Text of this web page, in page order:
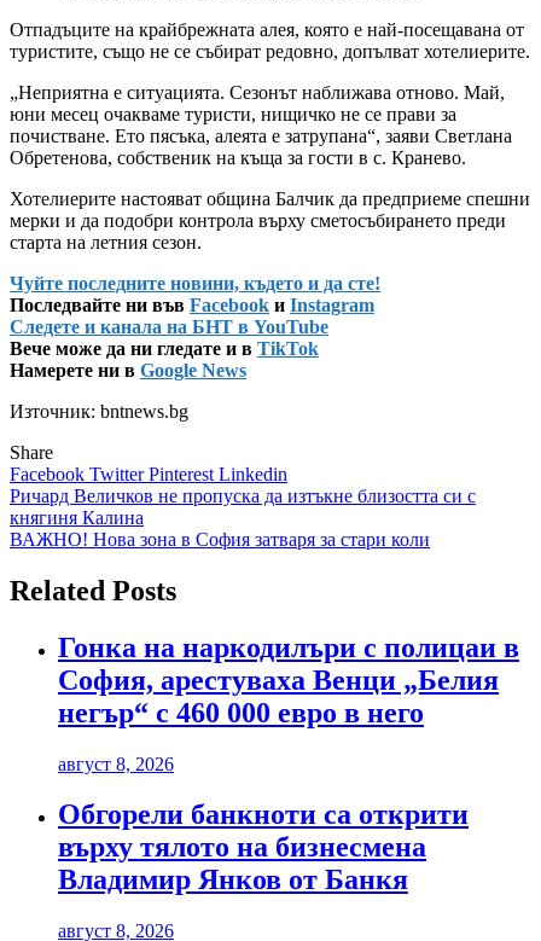
Отпадъците на крайбрежната алея, която е най-посещавана от
туристите, също не се събират редовно, допълват хотелиерите.
„Неприятна е ситуацията. Сезонът наближава отново. Май,
юни месец очакваме туристи, нищичко не се прави за
почистване. Ето пясъка, алеята е затрупана“, заяви Светлана
Обретенова, собственик на къща за гости в с. Кранево.
Хотелиерите настояват община Балчик да предприеме спешни
мерки и да подобри контрола върху сметосъбирането преди
старта на летния сезон.
Чуйте последните новини, където и да сте!
Последвайте ни във Facebook и Instagram
Следете и канала на БНТ в YouTube
Вече може да ни гледате и в TikTok
Намерете ни в Google News
Източник: bntnews.bg
Share
Facebook TwitterPinterest Linkedin
Навигация
Ричард Величков не пропуска да изтъкне близостта си с
княгиня Калина
ВАЖНО! Нова зона в София затваря за стари коли
Related Posts
Гонка на наркодилъри с полицаи в
София, арестуваха Венци „Белия
негър“ с 460 000 евро в него
август 8, 2026
Обгорели банкноти са открити
върху тялото на бизнесмена
Владимир Янков от Банкя
август 8, 2026